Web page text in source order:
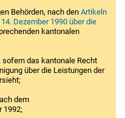
Behörden, nach den Artikeln
Dezember 1990 über die
kantonalen
das kantonale Recht
über die Leistungen der
dem
1992;